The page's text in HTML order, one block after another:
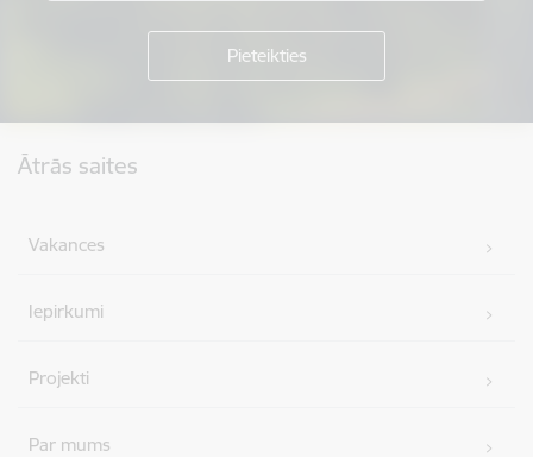
Ātrās saites
Vakances
Iepirkumi
Projekti
Par mums